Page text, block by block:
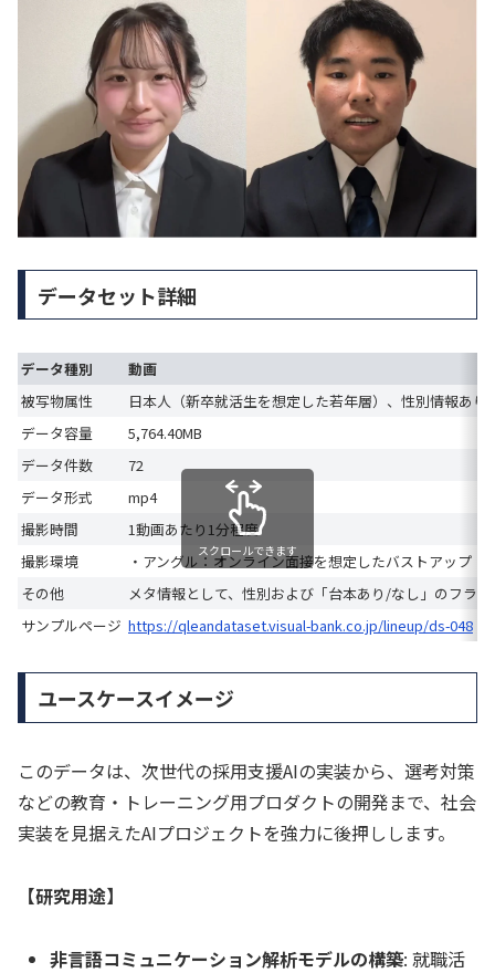
データセット詳細
データ種別
動画
被写物属性
日本人（新卒就活生を想定した若年層）、性別情報あり
データ容量
5,764.40MB
データ件数
72
データ形式
mp4
撮影時間
1動画あたり1分程度
撮影環境
・アングル：オンライン面接を想定したバストアップ（
その他
メタ情報として、性別および「台本あり/なし」のフラ
サンプルページ https://qleandataset.visual-bank.co.jp/lineup/ds-048
スクロールできます
ユースケースイメージ
このデータは、次世代の採用支援AIの実装から、選考対策
などの教育・トレーニング用プロダクトの開発まで、社会
実装を見据えたAIプロジェクトを強力に後押しします。
【研究用途】
非言語コミュニケーション解析モデルの構築: 就職活